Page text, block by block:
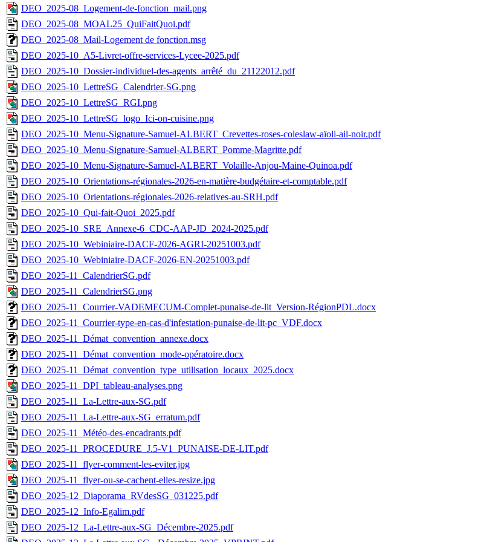
DEO_2025-08_Logement-de-fonction_mail.png
DEO_2025-08_MOAL25_QuiFaitQuoi.pdf
DEO_2025-08_Mail-Logement de fonction.msg
DEO_2025-10_A5-Livret-offre-services-Lycee-2025.pdf
DEO_2025-10_Dossier-individuel-des-agents_arrêté_du_21122012.pdf
DEO_2025-10_LettreSG_Calendrier-SG.png
DEO_2025-10_LettreSG_RGI.png
DEO_2025-10_LettreSG_logo_Ici-on-cuisine.png
DEO_2025-10_Menu-Signature-Samuel-ALBERT_Crevettes-roses-coleslaw-aïoli-ail-noir.pdf
DEO_2025-10_Menu-Signature-Samuel-ALBERT_Pomme-Magritte.pdf
DEO_2025-10_Menu-Signature-Samuel-ALBERT_Volaille-Anjou-Maine-Quinoa.pdf
DEO_2025-10_Orientations-régionales-2026-en-matière-budgétaire-et-comptable.pdf
DEO_2025-10_Orientations-régionales-2026-relatives-au-SRH.pdf
DEO_2025-10_Qui-fait-Quoi_2025.pdf
DEO_2025-10_SRE_Annexe-6_CDC-AAP-JD_2024-2025.pdf
DEO_2025-10_Webiniaire-DACF-2026-AGRI-20251003.pdf
DEO_2025-10_Webiniaire-DACF-2026-EN-20251003.pdf
DEO_2025-11_CalendrierSG.pdf
DEO_2025-11_CalendrierSG.png
DEO_2025-11_Courrier-VADEMECUM-Complet-punaise-de-lit_Version-RégionPDL.docx
DEO_2025-11_Courrier-type-en-cas-d'infestation-punaise-de-lit-pc_VDF.docx
DEO_2025-11_Démat_convention_annexe.docx
DEO_2025-11_Démat_convention_mode-opératoire.docx
DEO_2025-11_Démat_convention_type_utilisation_locaux_2025.docx
DEO_2025-11_DPI_tableau-analyses.png
DEO_2025-11_La-Lettre-aux-SG.pdf
DEO_2025-11_La-Lettre-aux-SG_erratum.pdf
DEO_2025-11_Météo-des-encadrants.pdf
DEO_2025-11_PROCEDURE_J.5-V1_PUNAISE-DE-LIT.pdf
DEO_2025-11_flyer-comment-les-eviter.jpg
DEO_2025-11_flyer-ou-se-cachent-elles-resize.jpg
DEO_2025-12_Diaporama_RVdesSG_031225.pdf
DEO_2025-12_Info-Egalim.pdf
DEO_2025-12_La-Lettre-aux-SG_Décembre-2025.pdf